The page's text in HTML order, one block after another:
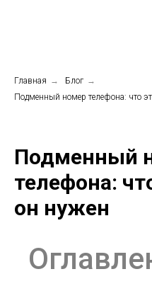
Главная → Блог →
Подменный номер телефона: что
Подменный
телефона:
он нужен